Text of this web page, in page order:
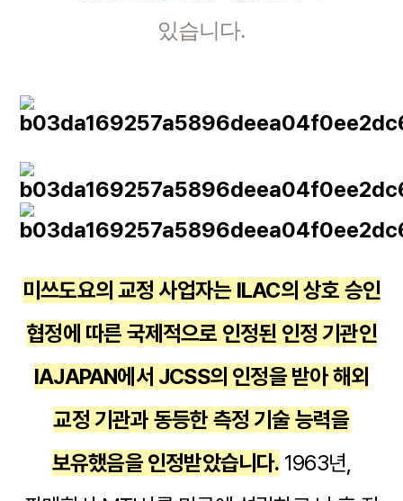
있습니다.
미쓰도요의 교정 사업자는 ILAC의 상호 승인
협정에 따른 국제적으로 인정된 인정 기관인
IAJAPAN에서 JCSS의 인정을 받아 해외
교정 기관과 동등한 측정 기술 능력을
보유했음을 인정받았습니다. 1963년,